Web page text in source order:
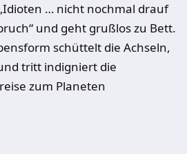
… nicht nochmal drauf
und geht grußlos zu Bett.
schüttelt die Achseln,
tritt indigniert die
zum Planeten